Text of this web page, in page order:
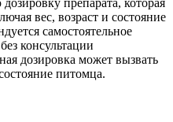
вес, возраст и состояние
самостоятельное
консультации
дозировка может вызвать
питомца.